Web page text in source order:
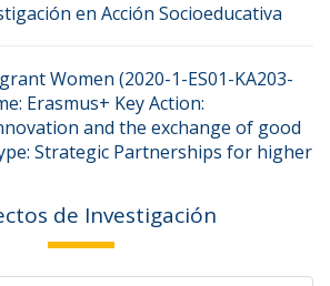
en Acción Socioeducativa
Women (2020-1-ES01-KA203-
Erasmus+ Key Action:
and the exchange of good
Strategic Partnerships for higher
de Investigación